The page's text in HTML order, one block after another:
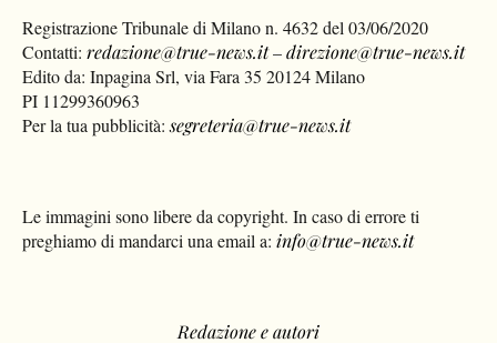
Registrazione Tribunale di Milano n. 4632 del 03/06/2020
Contatti:redazione@true-news.it–direzione@true-news.it
Edito da: Inpagina Srl, via Fara 35 20124 Milano
PI 11299360963
Per la tua pubblicità:segreteria@true-news.it
Le immagini sono libere da copyright. In caso di errore ti
preghiamo di mandarci una email a: info@true-news.it
Redazione e autori